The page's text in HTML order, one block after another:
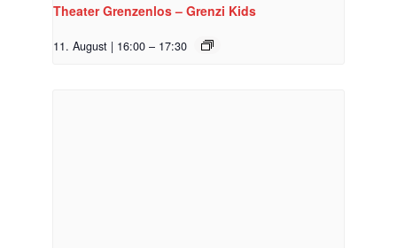
Theater Grenzenlos – Grenzi Kids
11. August | 16:00 – 17:30